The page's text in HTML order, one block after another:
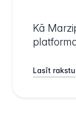
Kā
Lasīt rakstu